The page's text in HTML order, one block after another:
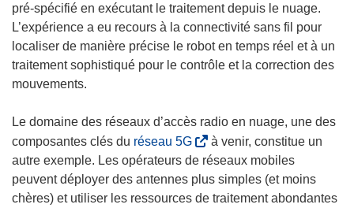
e
n
ê
t
)
pré-spécifié en exécutant le traitement depuis le nuage.
L’expérience a eu recours à la connectivité sans fil pour
localiser de manière précise le robot en temps réel et à un
traitement sophistiqué pour le contrôle et la correction des
mouvements.
Le domaine des réseaux d’accès radio en nuage, une des
composantes clés du réseau 5G(
s
’
o
à venir, constitue un
autre exemple. Les opérateurs de réseaux mobiles
peuvent déployer des antennes plus simples (et moins
chères) et utiliser les ressources de traitement abondantes